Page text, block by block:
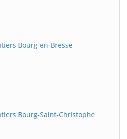
Bourg-en-Bresse
Bourg-Saint-Christophe